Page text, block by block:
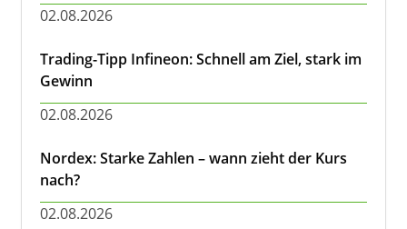
02.08.2026
Trading-Tipp Infineon: Schnell am Ziel, stark im
Gewinn
02.08.2026
Nordex: Starke Zahlen – wann zieht der Kurs
nach?
02.08.2026